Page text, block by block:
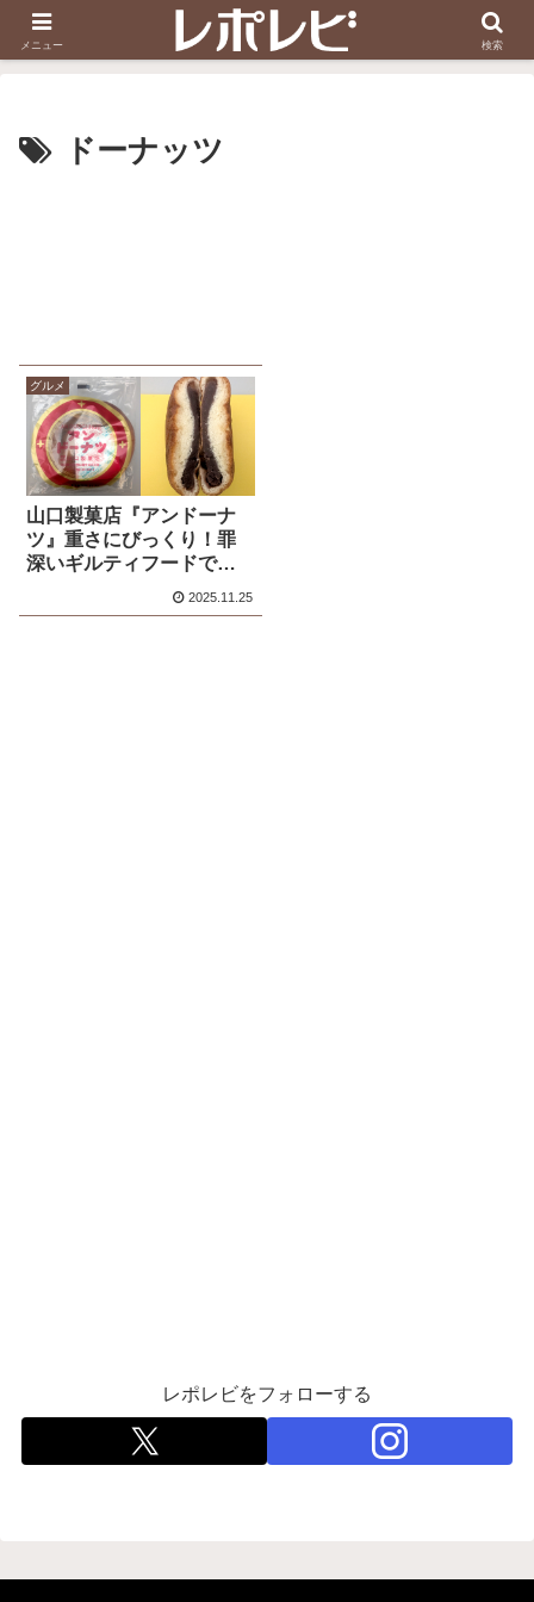
スヌーピー刺しゅう ダイソー知恵の輪
ドーナッツ
グルメ
山口製菓店『アンドーナ
ツ』重さにびっくり！罪
深いギルティフードでも
また食べたくなる絶妙な
味
2025.11.25
レポレビをフォローする
メニュー 検索